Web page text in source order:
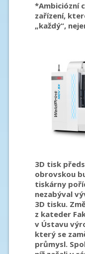
*Ambiciózní
zařízení,
„každý“,
3D tisk
obrovskou
tiskárny
nezabýval
3D tisku.
z kateder
v Ústavu
který se
průmysl.